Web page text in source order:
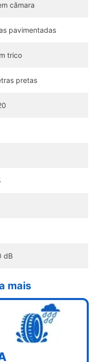
câmara
pavimentadas
trico
pretas
dB
mais